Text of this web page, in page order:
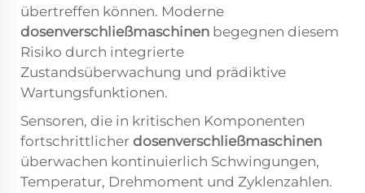
übertreffen können. Moderne
dosenverschließmaschinen begegnen diesem
Risiko durch integrierte
Zustandsüberwachung und prädiktive
Wartungsfunktionen.
Sensoren, die in kritischen Komponenten
fortschrittlicher dosenverschließmaschinen
überwachen kontinuierlich Schwingungen,
Temperatur, Drehmoment und Zyklenzahlen.